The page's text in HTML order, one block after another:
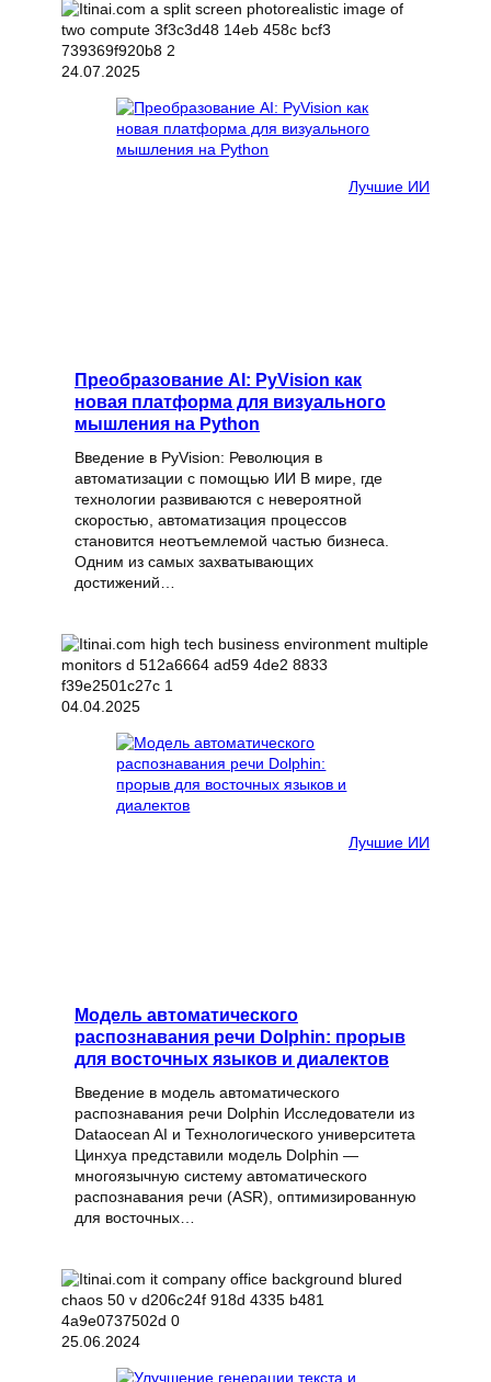
24.07.2025
Лучшие ИИ
Преобразование AI: PyVision как
новая платформа для визуального
мышления на Python
Введение в PyVision: Революция в
автоматизации с помощью ИИ В мире, где
технологии развиваются с невероятной
скоростью, автоматизация процессов
становится неотъемлемой частью бизнеса.
Одним из самых захватывающих
достижений…
04.04.2025
Лучшие ИИ
Модель автоматического
распознавания речи Dolphin: прорыв
для восточных языков и диалектов
Введение в модель автоматического
распознавания речи Dolphin Исследователи из
Dataocean AI и Технологического университета
Цинхуа представили модель Dolphin —
многоязычную систему автоматического
распознавания речи (ASR), оптимизированную
для восточных…
25.06.2024